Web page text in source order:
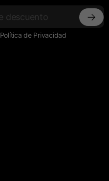
de Privacidad